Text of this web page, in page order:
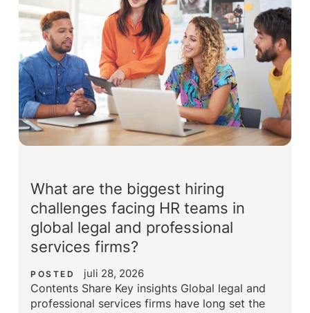
What are the biggest hiring
challenges facing HR teams in
global legal and professional
services firms?
POSTED juli 28, 2026
Contents Share Key insights Global legal and
professional services firms have long set the